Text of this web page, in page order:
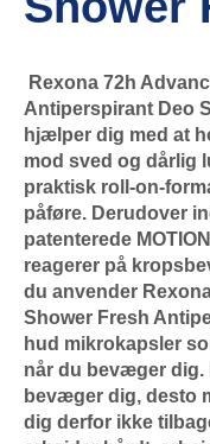
Rexona 72h
Antiperspirant Deo
hjælper dig med at
mod sved og dårlig
praktisk roll-on-
påføre. Derudover
patenterede
reagerer på
du anvender
Shower Fresh
hud mikrokapsler
når du bevæger dig.
bevæger dig, desto
dig derfor ikke